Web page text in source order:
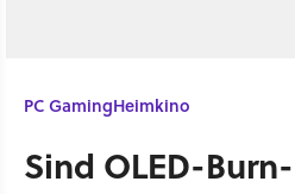
PC GamingHeimkino
Sind OLED-